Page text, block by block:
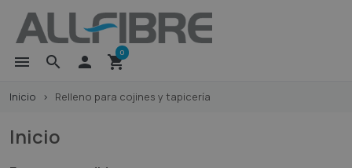
search
menu  shopping_cart
0
Inicio Relleno para cojines y tapicería
Inicio